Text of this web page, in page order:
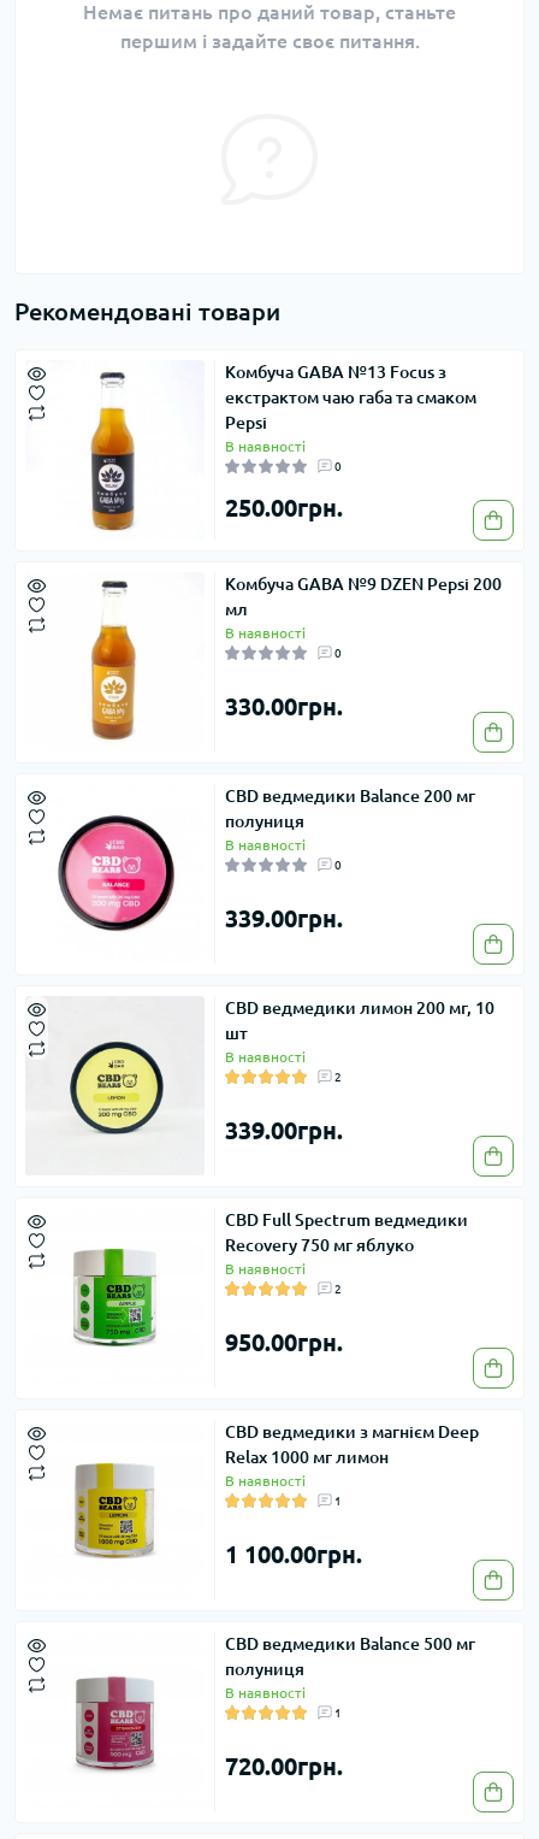
Немає питань про даний товар, станьте
першим і задайте своє питання.
Рекомендовані товари
Комбуча GABA №13 Focus з
екстрактом чаю габа та смаком
Pepsi
В наявності
0
250.00грн.
Комбуча GABA №9 DZEN Pepsi 200
мл
В наявності
0
330.00грн.
CBD ведмедики Balance 200 мг
полуниця
В наявності
0
339.00грн.
CBD ведмедики лимон 200 мг, 10
шт
В наявності
2
339.00грн.
CBD Full Spectrum ведмедики
Recovery 750 мг яблуко
В наявності
2
950.00грн.
CBD ведмедики з магнієм Deep
Relax 1000 мг лимон
В наявності
1
1 100.00грн.
CBD ведмедики Balance 500 мг
полуниця
В наявності
1
720.00грн.